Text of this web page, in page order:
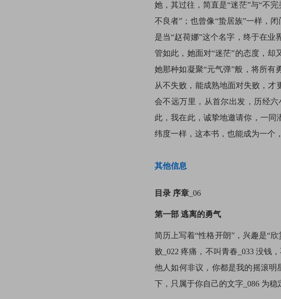
她，其过往，简直是“迷茫”与“不
不良者”；也曾像“蛰居族”一样，
是当“赵荷娜”这个名字，终于在
管如此，她面对“迷茫”的态度，
她那种如凝聚“元气弹”般，将所
从不失败，能成熟地面对失败，才
会不远万里，从首尔出发，历经
此，我在此，诚挚地邀请你，一同
纬度一样，这本书，也能成为一
其他信息
目录 序章 _06
第一部 逃离的勇气
简历上写着“性格开朗”，兴趣是“
败_022 疼痛，不叫青春_033 没钱
他人如何非议，你都是我的摇滚明
下，只属于你自己的文字_086 为